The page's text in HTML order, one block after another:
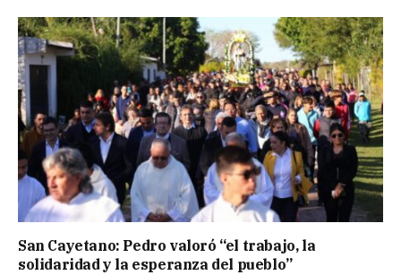
San Cayetano: Pedro valoró “el trabajo, la
solidaridad y la esperanza del pueblo”